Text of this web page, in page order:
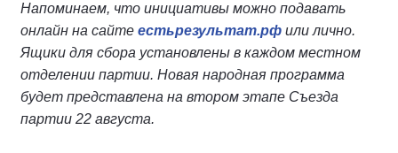
Напоминаем, что инициативы можно подавать
онлайн на сайте естьрезультат.рф или лично.
Ящики для сбора установлены в каждом местном
отделении партии. Новая народная программа
будет представлена на втором этапе Съезда
партии 22 августа.